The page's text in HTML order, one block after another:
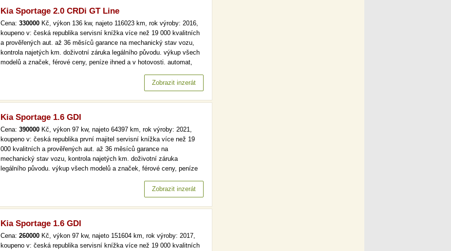
Kia Sportage 2.0 CRDi GT Line
Cena: 330000 Kč, výkon 136 kw, najeto 116023 km, rok výroby: 2016,
koupeno v: česká republika servisní knížka více než 19 000 kvalitních
a prověřených aut. až 36 měsíců garance na mechanický stav vozu,
kontrola najetých km. doživotní záruka legálního původu. výkup všech
modelů a značek, férové ceny, peníze ihned a v hotovosti. automat,
až 36 měsíců garance na mechanický stav vozu, kontrola…Zobrazit inzerát
Kia Sportage 1.6 GDI
Cena: 390000 Kč, výkon 97 kw, najeto 64397 km, rok výroby: 2021,
koupeno v: česká republika první majitel servisní knížka více než 19
000 kvalitních a prověřených aut. až 36 měsíců garance na
mechanický stav vozu, kontrola najetých km. doživotní záruka
legálního původu. výkup všech modelů a značek, férové ceny, peníze
000 kvalitních a prověřených aut. až 36 měsíců garance naZobrazit inzerát
Kia Sportage 1.6 GDI
Cena: 260000 Kč, výkon 97 kw, najeto 151604 km, rok výroby: 2017,
koupeno v: česká republika servisní knížka více než 19 000 kvalitních